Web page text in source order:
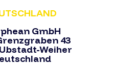
GmbH
43
Weiher